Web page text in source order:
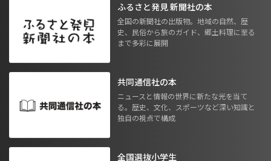
ふるさと発見 新聞社の本
全国の新聞社の出版物。地域の自然、歴
史、民俗から旅のガイド、郷土料理に至る
まで多彩に展開
共同通信社の本
ニュースと情報の世界に新たな光を当て
る。歴史、文化、スポーツなど深い知識と
独自の視点で構成
全国選抜小学生